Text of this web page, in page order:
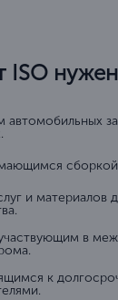
ISO
автомобильных
и материалов
в
к